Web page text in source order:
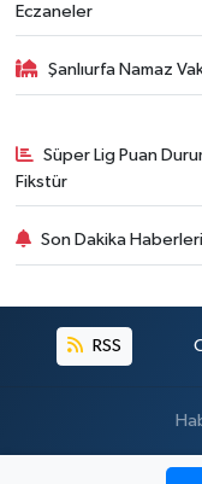
Eczaneler
Şanlıurfa Namaz
Süper Lig Puan
Fikstür
Son Dakika Haberleri
RSS